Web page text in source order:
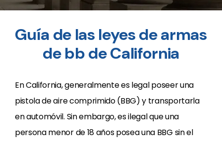
Guía de las leyes de armas
de bb de California
En California, generalmente es legal poseer una
pistola de aire comprimido (BBG) y transportarla
en automóvil. Sin embargo, es ilegal que una
persona menor de 18 años posea una BBG sin el